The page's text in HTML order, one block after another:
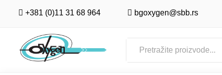
+381 (0)11 31 68 964 bgoxygen@sbb.rs